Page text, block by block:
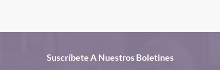
uso diario, este sostén te brinda el apoyo que necesitas para
Suscríbete A Nuestros Boletines